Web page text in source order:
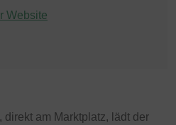
Website
direkt am Marktplatz, lädt der